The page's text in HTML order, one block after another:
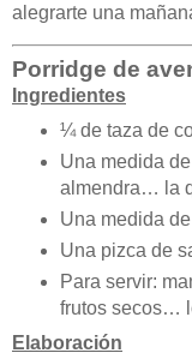
alegrarte una
Porridge de
Ingredientes
¼ de taza de
Una medida
almendra… la
Una medida
Una pizca de
Para servir:
frutos secos…
Elaboración